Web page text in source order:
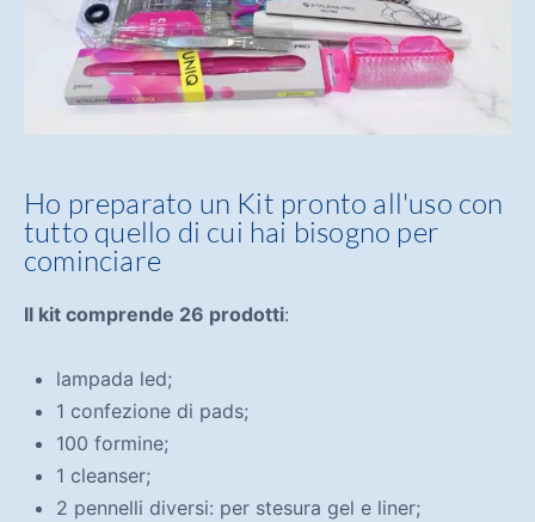
Ho preparato un Kit pronto all'uso con
tutto quello di cui hai bisogno per
cominciare
Il kit comprende 26 prodotti:
lampada led;
1 confezione di pads;
100 formine;
1 cleanser;
2 pennelli diversi: per stesura gel e liner;